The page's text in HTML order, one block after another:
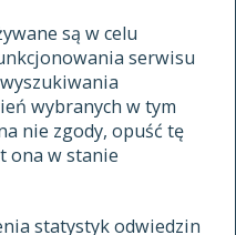
są w celu
serwisu
wybranych w tym
nie zgody, opuść tę
ona w stanie
statystyk odwiedzin
WIEKU